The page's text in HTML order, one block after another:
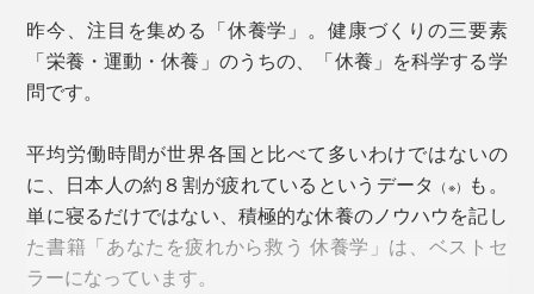
す。
昨今、注目を集める「休養学」。健康づくりの三要素
「栄養・運動・休養」のうちの、「休養」を科学する学
問です。
平均労働時間が世界各国と比べて多いわけではないの
に、日本人の約８割が疲れているというデータ
（※）
も。
単に寝るだけではない、積極的な休養のノウハウを記し
た書籍「あなたを疲れから救う 休養学」は、ベストセ
ラーになっています。